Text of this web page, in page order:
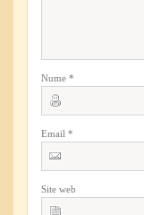
Nume *
Email *
Site web